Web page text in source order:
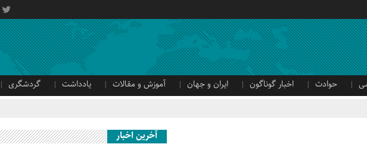
حوادث اخبار گوناگون ایران و جهان آموزش و مقالات یادداشت گردشگری
آخرین اخبار